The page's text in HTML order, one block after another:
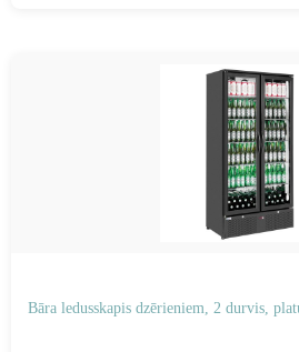
Bāra ledusskapis dzērieniem, 2 durvis,